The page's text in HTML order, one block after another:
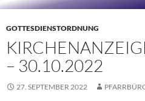
GOTTESDIENSTORDNUNG
– 30.10.2022
27. SEPTEMBER 2022